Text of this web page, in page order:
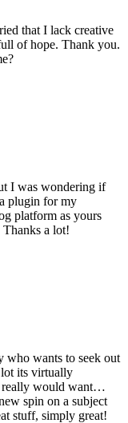
that I lack creative
of hope. Thank you.
I was wondering if
plugin for my
platform as yours
a lot!
who wants to seek out
lot its virtually
really would want…
spin on a subject
stuff, simply great!